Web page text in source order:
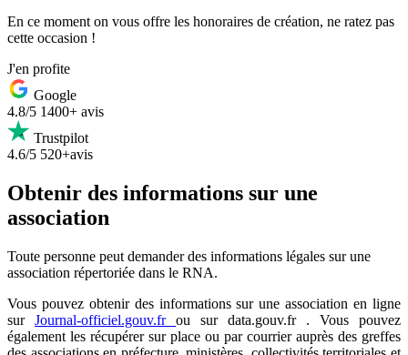
En ce moment on vous offre les honoraires de création, ne ratez pas
cette occasion !
J'en profite
Google
4.8/5 1400+ avis
Trustpilot
4.6/5 520+avis
Obtenir des informations sur une
association
Toute personne peut demander des informations légales sur une
association répertoriée dans le RNA.
Vous pouvez obtenir des informations sur une association en ligne
sur Journal-officiel.gouv.fr ou sur data.gouv.fr . Vous pouvez
également les récupérer sur place ou par courrier auprès des greffes